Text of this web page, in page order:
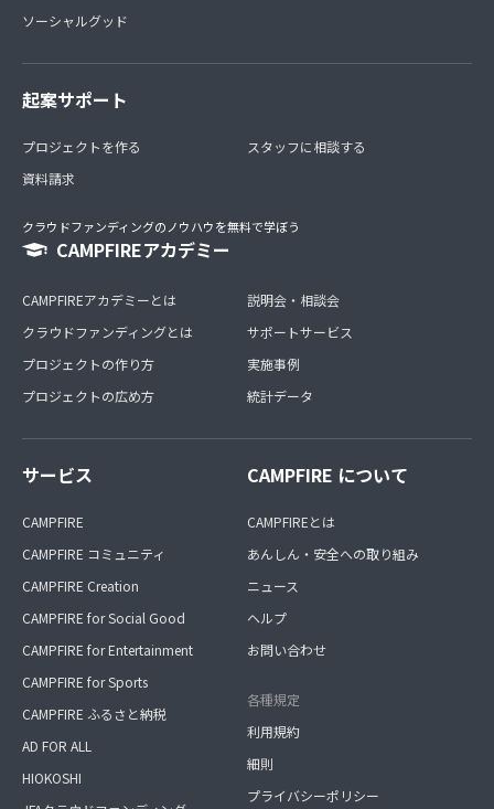
ソーシャルグッド
起案サポート
プロジェクトを作る
資料請求
スタッフに相談する
クラウドファンディングのノウハウを無料で学ぼう
CAMPFIREアカデミー
CAMPFIREアカデミーとは
クラウドファンディングとは
プロジェクトの作り方
プロジェクトの広め方
説明会・相談会
サポートサービス
実施事例
統計データ
サービス
CAMPFIRE
CAMPFIRE コミュニティ
CAMPFIRE Creation
CAMPFIRE for Social Good
CAMPFIRE for Entertainment
CAMPFIRE for Sports
CAMPFIRE ふるさと納税
AD FOR ALL
HIOKOSHI
CAMPFIRE について
CAMPFIREとは
あんしん・安全への取り組み
ニュース
ヘルプ
お問い合わせ
各種規定
利用規約
細則
プライバシーポリシー